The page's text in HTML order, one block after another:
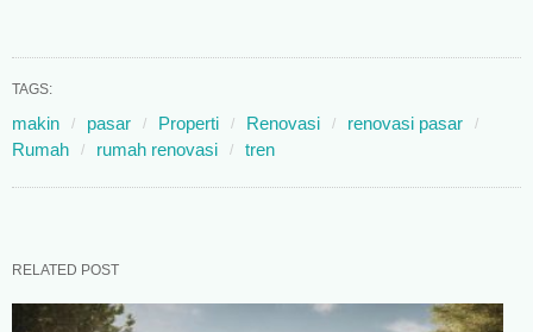
TAGS:
makin pasar Properti Renovasi
renovasi pasar
Rumah
rumah renovasi tren
RELATED POST